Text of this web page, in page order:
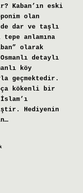
Kaban’ın eski
olan
dar ve taşlı
anlamına
olarak
detaylı
köy
kökenli bir
Hediyenin